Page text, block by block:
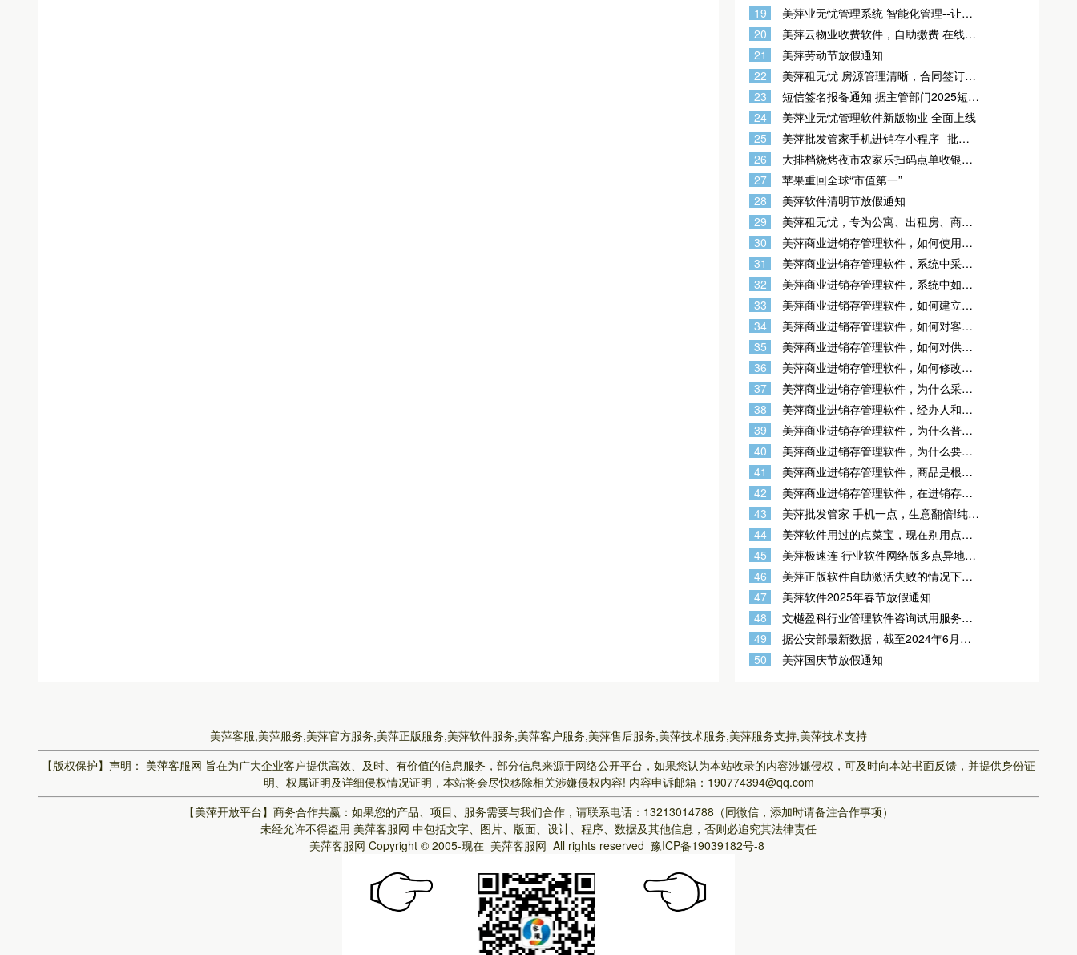
19
美萍业无忧管理系统 智能化管理--让物
业服务更高效
20
美萍云物业收费软件，自助缴费 在线报
修:APP抄表 批量导入
21
美萍劳动节放假通知
22
美萍租无忧 房源管理清晰，合同签订便
捷，报表一键生成
23
短信签名报备通知 据主管部门2025短信
执行规范最新要求，短信签名必须提交
到运营商
24
美萍业无忧管理软件新版物业 全面上线
25
美萍批发管家手机进销存小程序--批发
老板生意神器!
26
大排档烧烤夜市农家乐扫码点单收银系
统
27
苹果重回全球“市值第一”
28
美萍软件清明节放假通知
29
美萍租无忧，专为公寓、出租房、商铺
租赁等打造的出租收费云管理系统
30
美萍商业进销存管理软件，如何使用远
程库存查询功能？
31
美萍商业进销存管理软件，系统中采用
什么成本结算方法？
32
美萍商业进销存管理软件，系统中如何
区分大单位和小单位？
33
美萍商业进销存管理软件，如何建立期
初帐？
34
美萍商业进销存管理软件，如何对客户
收款？
35
美萍商业进销存管理软件，如何对供货
商付款？
36
美萍商业进销存管理软件，如何修改操
作员自己的密码？
37
美萍商业进销存管理软件，为什么采购
进货单和业务单打印和预览出的单据显
示的都是“美萍软件公司”呢？而在'其它
设置'中的公司全名却打印不出来？
38
美萍商业进销存管理软件，经办人和业
务员的区别是什么？
39
美萍商业进销存管理软件，为什么普通
供货商、普通客户指的是什么？
40
美萍商业进销存管理软件，为什么要设
置默认仓库、默认供货商、默认客户，
这样的好处是什么？
41
美萍商业进销存管理软件，商品是根据
什么自动编号的？
42
美萍商业进销存管理软件，在进销存网
络版中同一个操作员是否可以同时在不
同的机器上登录？
43
美萍批发管家 手机一点，生意翻倍!纯手
机销进存及小程序
44
美萍软件用过的点菜宝，现在别用点菜
宝了，用手机吧，现在基本都用手机了
45
美萍极速连 行业软件网络版多点异地组
网神器
46
美萍正版软件自助激活失败的情况下，
可以获取串号 发给客服激活，获取串号
的方式有两种（如图示）
47
美萍软件2025年春节放假通知
48
文樾盈科行业管理软件咨询试用服务支
持联系
49
据公安部最新数据，截至2024年6月
底，我国新能源汽车保有量已达2472万
辆，占汽车总量的7.18%。明年3月起，
50 美萍国庆节放假通知
美萍客服,美萍服务,美萍官方服务,美萍正版服务,美萍软件服务,美萍客户服务,美萍售后服务,美萍技术服务,美萍服务支持,美萍技术支持
【版权保护】声明： 美萍客服网 旨在为广大企业客户提供高效、及时、有价值的信息服务，部分信息来源于网络公开平台，如果您认为本站收录的内容涉嫌侵权，可及时向本站书面反馈，并提供身份证
明、权属证明及详细侵权情况证明，本站将会尽快移除相关涉嫌侵权内容! 内容申诉邮箱：190774394@qq.com
【美萍开放平台】 商务合作共赢：如果您的产品、项目、服务需要与我们合作，请联系电话：13213014788（同微信，添加时请备注合作事项）
未经允许不得盗用 美萍客服网 中包括文字、图片、版面、设计、程序、数据及其他信息，否则必追究其法律责任
美萍客服网 Copyright © 2005-现在 美萍客服网 All rights reserved 豫ICP备19039182号-8